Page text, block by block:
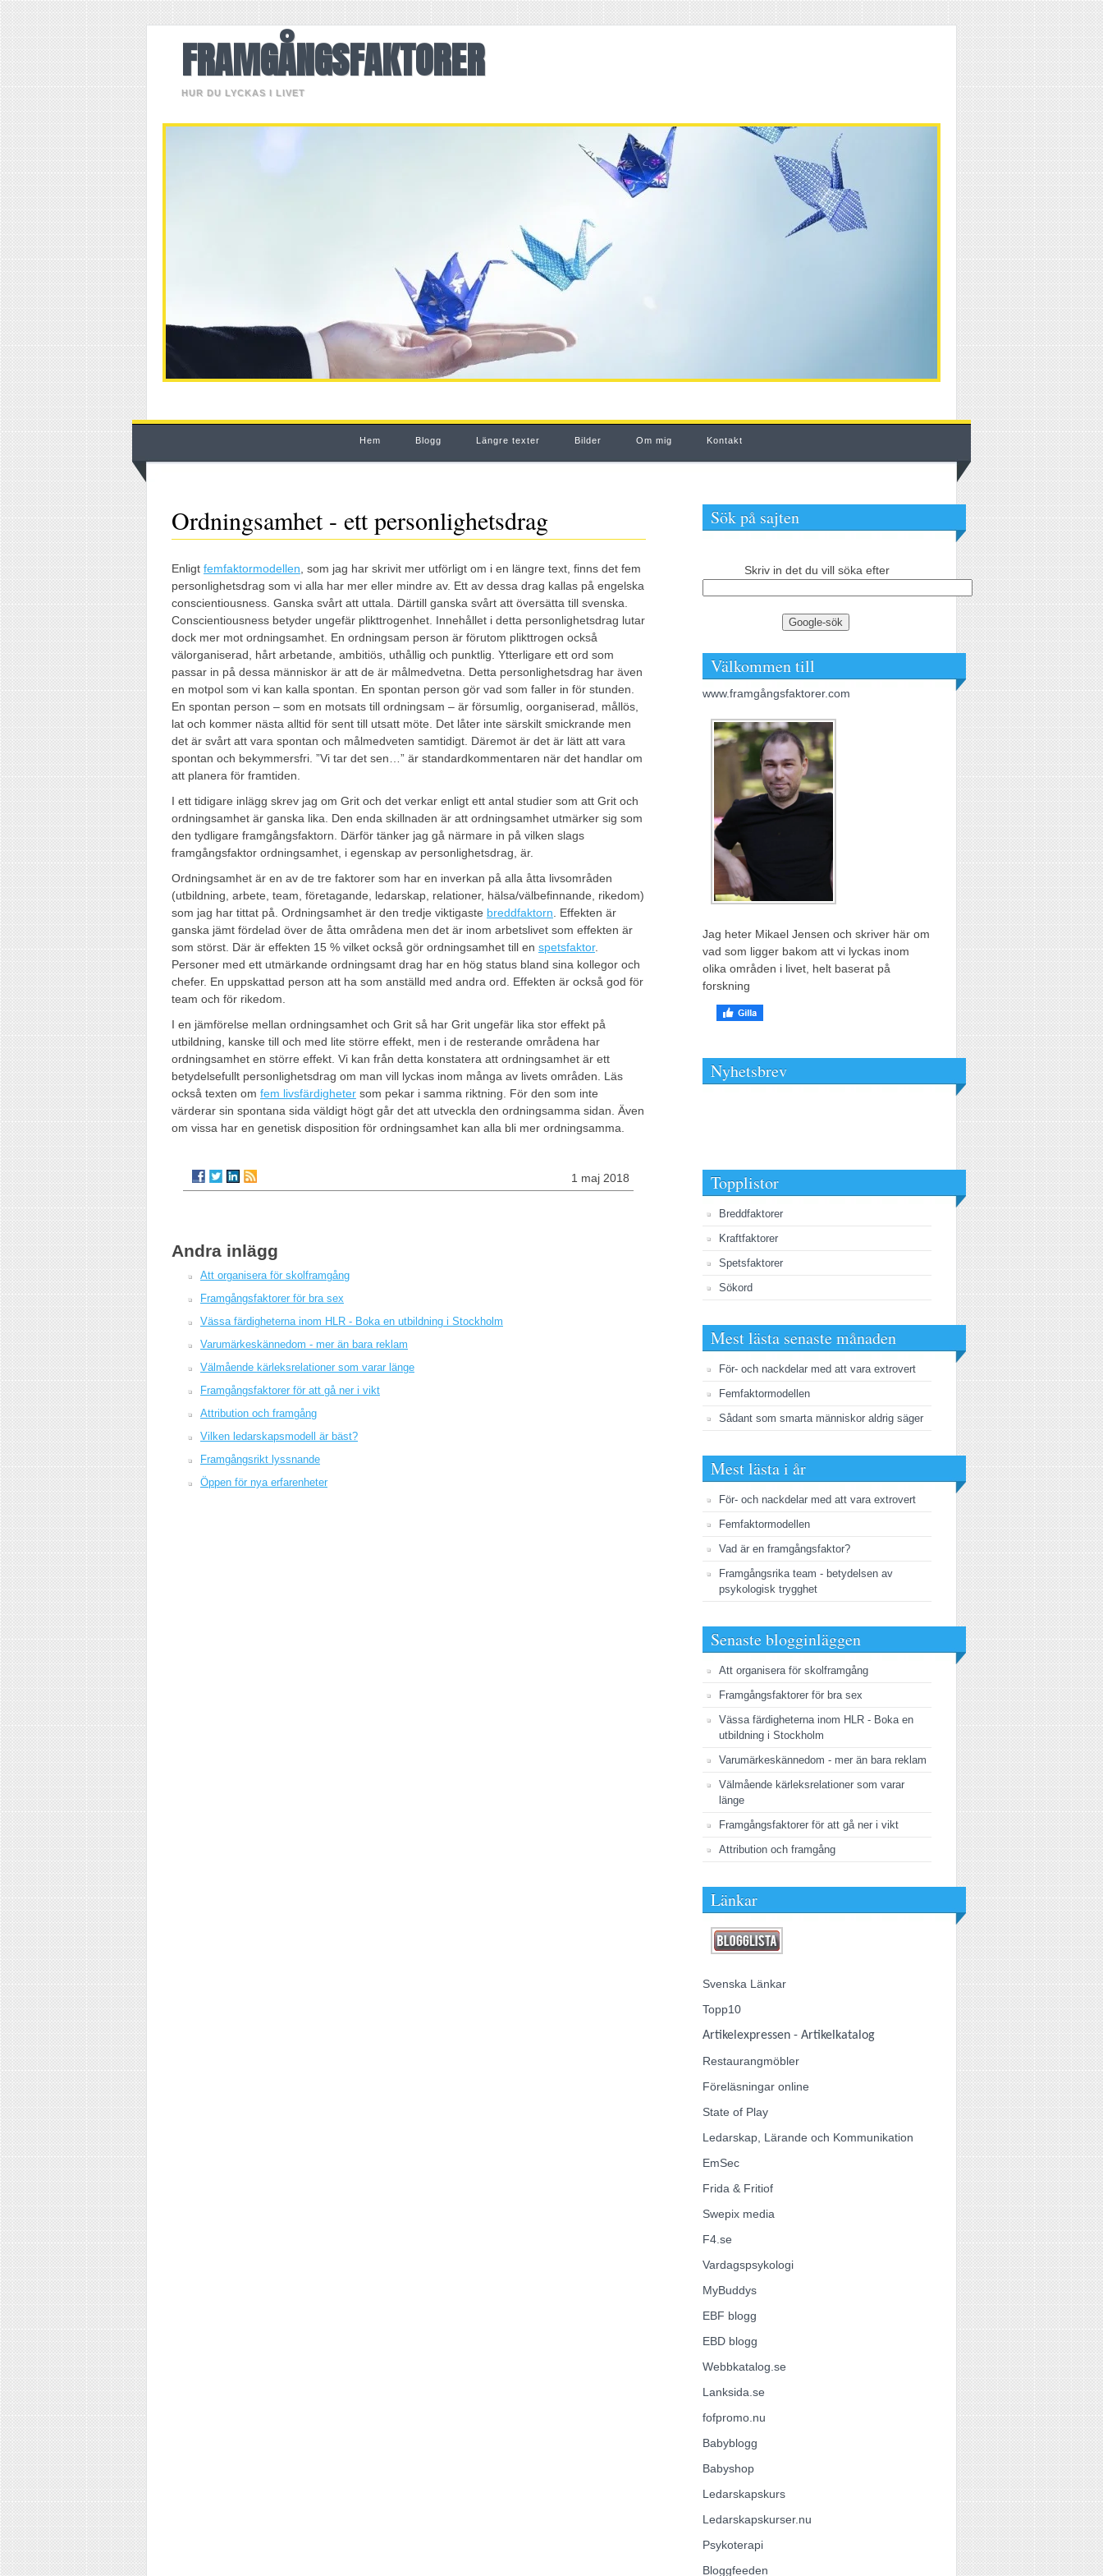
FRAMGÅNGSFAKTORER
HUR DU LYCKAS I LIVET
Hem Blogg Längre texter Bilder Om mig Kontakt
Ordningsamhet - ett personlighetsdrag
Enligt femfaktormodellen , som jag har skrivit mer utförligt om i en längre text, finns det fem
personlighetsdrag som vi alla har mer eller mindre av. Ett av dessa drag kallas på engelska
conscientiousness. Ganska svårt att uttala. Därtill ganska svårt att översätta till svenska.
Conscientiousness betyder ungefär plikttrogenhet. Innehållet i detta personlighetsdrag lutar
dock mer mot ordningsamhet. En ordningsam person är förutom plikttrogen också
välorganiserad, hårt arbetande, ambitiös, uthållig och punktlig. Ytterligare ett ord som
passar in på dessa människor är att de är målmedvetna. Detta personlighetsdrag har även
en motpol som vi kan kalla spontan. En spontan person gör vad som faller in för stunden.
En spontan person – som en motsats till ordningsam – är försumlig, oorganiserad, mållös,
lat och kommer nästa alltid för sent till utsatt möte. Det låter inte särskilt smickrande men
det är svårt att vara spontan och målmedveten samtidigt. Däremot är det är lätt att vara
spontan och bekymmersfri. ”Vi tar det sen…” är standardkommentaren när det handlar om
att planera för framtiden.
I ett tidigare inlägg skrev jag om Grit och det verkar enligt ett antal studier som att Grit och
ordningsamhet är ganska lika. Den enda skillnaden är att ordningsamhet utmärker sig som
den tydligare framgångsfaktorn. Därför tänker jag gå närmare in på vilken slags
framgångsfaktor ordningsamhet, i egenskap av personlighetsdrag, är.
Ordningsamhet är en av de tre faktorer som har en inverkan på alla åtta livsområden
(utbildning, arbete, team, företagande, ledarskap, relationer, hälsa/välbefinnande, rikedom)
som jag har tittat på. Ordningsamhet är den tredje viktigaste breddfaktorn . Effekten är
ganska jämt fördelad över de åtta områdena men det är inom arbetslivet som effekten är
som störst. Där är effekten 15 % vilket också gör ordningsamhet till en spetsfaktor.
Personer med ett utmärkande ordningsamt drag har en hög status bland sina kollegor och
chefer. En uppskattad person att ha som anställd med andra ord. Effekten är också god för
team och för rikedom.
I en jämförelse mellan ordningsamhet och Grit så har Grit ungefär lika stor effekt på
utbildning, kanske till och med lite större effekt, men i de resterande områdena har
ordningsamhet en större effekt. Vi kan från detta konstatera att ordningsamhet är ett
betydelsefullt personlighetsdrag om man vill lyckas inom många av livets områden. Läs
också texten om fem livsfärdigheter som pekar i samma riktning. För den som inte
värderar sin spontana sida väldigt högt går det att utveckla den ordningsamma sidan. Även
om vissa har en genetisk disposition för ordningsamhet kan alla bli mer ordningsamma.
1 maj 2018
Andra inlägg
Att organisera för skolframgång
Framgångsfaktorer för bra sex
Vässa färdigheterna inom HLR - Boka en utbildning i Stockholm
Varumärkeskännedom - mer än bara reklam
Välmående kärleksrelationer som varar länge
Framgångsfaktorer för att gå ner i vikt
Attribution och framgång
Vilken ledarskapsmodell är bäst?
Framgångsrikt lyssnande
Öppen för nya erfarenheter
Sök på sajten
Skriv in det du vill söka efter
Välkommen till
www.framgångsfaktorer.com
Jag heter Mikael Jensen och skriver här om
vad som ligger bakom att vi lyckas inom
olika områden i livet, helt baserat på
forskning
Nyhetsbrev
Topplistor
Breddfaktorer
Kraftfaktorer
Spetsfaktorer
Sökord
Mest lästa senaste månaden
För- och nackdelar med att vara extrovert
Femfaktormodellen
Sådant som smarta människor aldrig säger
Mest lästa i år
För- och nackdelar med att vara extrovert
Femfaktormodellen
Vad är en framgångsfaktor?
Framgångsrika team - betydelsen av
psykologisk trygghet
Senaste blogginläggen
Att organisera för skolframgång
Framgångsfaktorer för bra sex
Vässa färdigheterna inom HLR - Boka en
utbildning i Stockholm
Varumärkeskännedom - mer än bara reklam
Välmående kärleksrelationer som varar
länge
Framgångsfaktorer för att gå ner i vikt
Attribution och framgång
Länkar
Svenska Länkar
Topp10
Artikelexpressen - Artikelkatalog
Restaurangmöbler
Föreläsningar online
State of Play
Ledarskap, Lärande och Kommunikation
EmSec
Frida & Fritiof
Swepix media
F4.se
Vardagspsykologi
MyBuddys
EBF blogg
EBD blogg
Webbkatalog.se
Lanksida.se
fofpromo.nu
Babyblogg
Babyshop
Ledarskapskurs
Ledarskapskurser.nu
Psykoterapi
Bloggfeeden